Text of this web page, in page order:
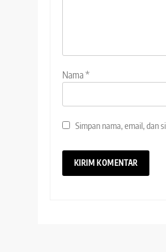
Nama*
Simpan nama, email, dan